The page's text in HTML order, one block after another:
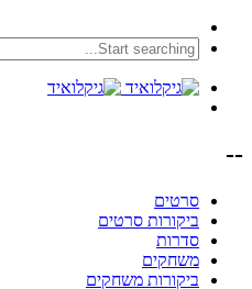
--
סרטים
ביקורות סרטים
סדרות
משחקים
ביקורות משחקים